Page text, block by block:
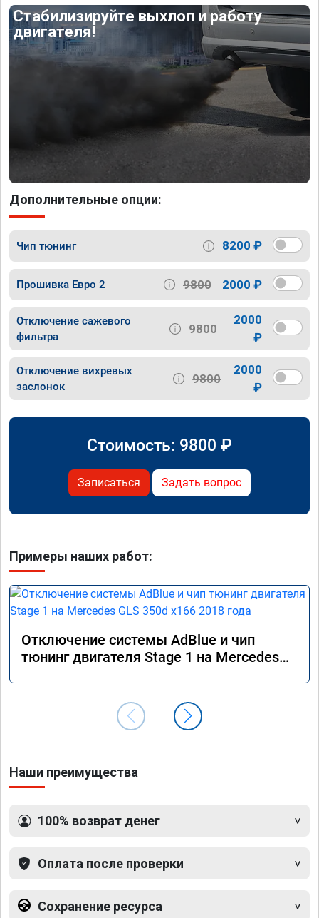
Стабилизируйте выхлоп и работу
двигателя!
Дополнительные опции:
Чип тюнинг 8200 ₽
Прошивка Евро 2 9800 2000 ₽
Отключение сажевого
фильтра
9800
2000
₽
Отключение вихревых
заслонок
9800
2000
₽
Стоимость: 9800 ₽
Записаться Задать вопрос
Примеры наших работ:
Отключение системы AdBlue и чип
тюнинг двигателя Stage 1 на Mercedes
Наши преимущества
100% возврат денег
Оплата после проверки
Сохранение ресурса